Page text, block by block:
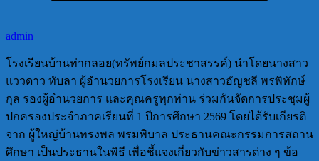
admin
โรงเรียนบ้านท่ากลอย(ทรัพย์กมลประชาสรรค์) นำโดยนางสาว
แววดาว ทับลา ผู้อำนวยการโรงเรียน นางสาวอัญชลี พรพิทักษ์
กุล รองผู้อำนวยการ และคุณครูทุกท่าน ร่วมกันจัดการประชุมผู้
ปกครองประจำภาคเรียนที่ 1 ปีการศึกษา 2569 โดยได้รับเกียรติ
จาก ผู้ใหญ่บ้านทรงพล พรมพิบาล ประธานคณะกรรมการสถาน
ศึกษา เป็นประธานในพิธี เพื่อชี้แจงเกี่ยวกับข่าวสารต่าง ๆ ข้อ